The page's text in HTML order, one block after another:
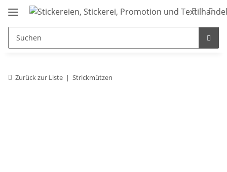
Zurück zur Liste Strickmützen